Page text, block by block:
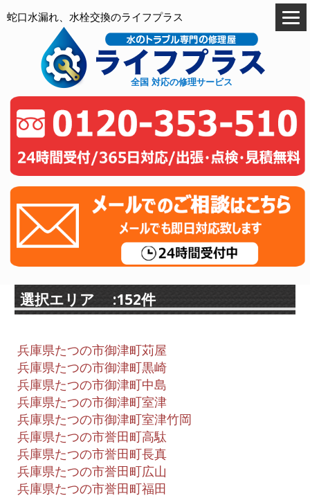
蛇口水漏れ、水栓交換のライフプラス
全国 対応の修理サービス
選択エリア :152件
兵庫県たつの市御津町苅屋
兵庫県たつの市御津町黒崎
兵庫県たつの市御津町中島
兵庫県たつの市御津町室津
兵庫県たつの市御津町室津竹岡
兵庫県たつの市誉田町高駄
兵庫県たつの市誉田町長真
兵庫県たつの市誉田町広山
兵庫県たつの市誉田町福田